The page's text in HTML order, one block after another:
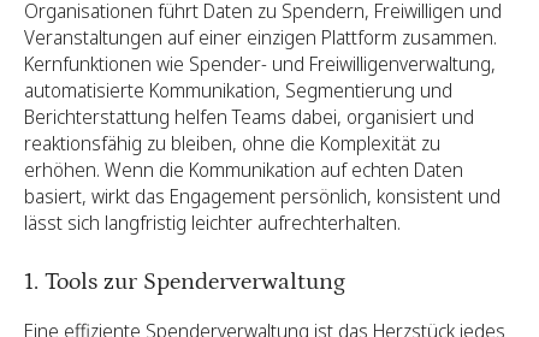
Organisationen führt Daten zu Spendern, Freiwilligen und
Veranstaltungen auf einer einzigen Plattform zusammen.
Kernfunktionen wie Spender- und Freiwilligenverwaltung,
automatisierte Kommunikation, Segmentierung und
Berichterstattung helfen Teams dabei, organisiert und
reaktionsfähig zu bleiben, ohne die Komplexität zu
erhöhen. Wenn die Kommunikation auf echten Daten
basiert, wirkt das Engagement persönlich, konsistent und
lässt sich langfristig leichter aufrechterhalten.
1. Tools zur Spenderverwaltung
Eine effiziente Spenderverwaltung ist das Herzstück jedes